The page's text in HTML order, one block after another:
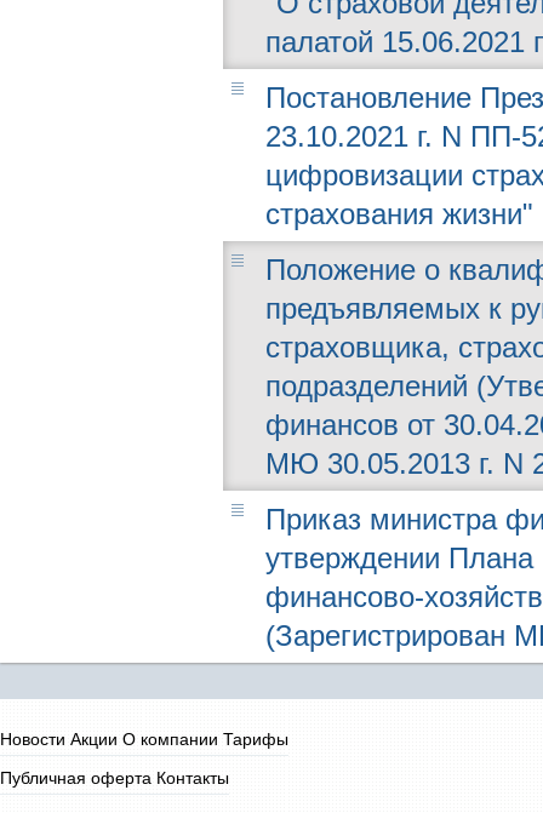
палатой 15.06.2021
Постановление
23.10.2021 г. N ПП-
цифровизации
страхования жизни"
Положение о
предъявляемых к
страховщика,
подразделений
финансов от
МЮ 30.05.2013 г. N
Приказ министра
утверждении Плана
финансово-
(Зарегистрирован
Новости Акции О компании Тарифы
Публичная оферта Контакты